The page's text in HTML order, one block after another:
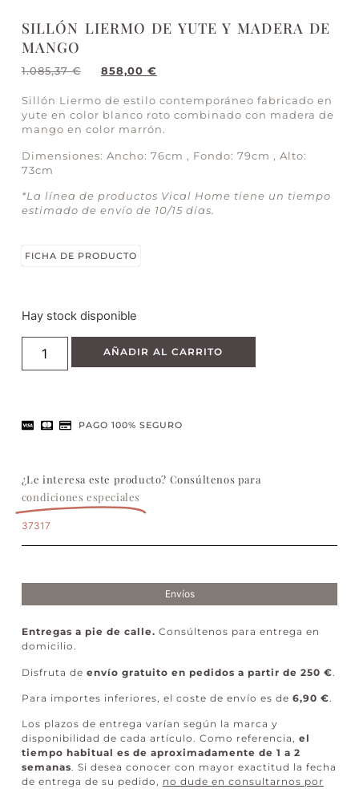
SILLÓN LIERMO DE YUTE Y MADERA DE
MANGO
1.085,37€ 858,00 €
Sillón Liermo de estilo contemporáneo fabricado en
yute en color blanco roto combinado con madera de
mango en color marrón.
Dimensiones: Ancho: 76cm , Fondo: 79cm , Alto:
73cm
*La línea de productos Vical Home tiene un tiempo
estimado de envío de 10/15 días.
FICHA DE PRODUCTO
Hay stock disponible
AÑADIR AL CARRITO
PAGO 100% SEGURO
¿Le interesa este producto? Consúltenos para
condiciones especiales
37317
Envíos
Entregas a pie de calle. Consúltenos para entrega en
domicilio.
Disfruta de envío gratuito en pedidos a partir de 250 €
Para importes inferiores, el coste de envío es de 6,90 €
Los plazos de entrega varían según la marca y
disponibilidad de cada artículo. Como referencia, el
tiempo habitual es de aproximadamente de 1 a 2
semanas. Si desea conocer con mayor exactitud la fecha
de entrega de su pedido, no dude en consultarnos por